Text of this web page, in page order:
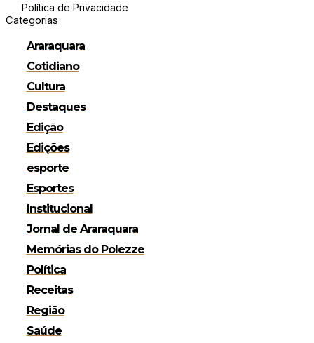
Política de Privacidade
Categorias
Araraquara
Cotidiano
Cultura
Destaques
Edição
Edições
esporte
Esportes
Institucional
Jornal de Araraquara
Memórias do Polezze
Política
Receitas
Região
Saúde